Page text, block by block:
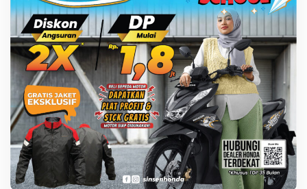
w
H
o
n
d
a
e
A
T
S
t
e
e